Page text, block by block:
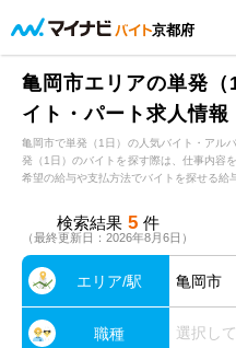
京都府
亀岡市エリアの単発
イト・パート求人情報
亀岡市で単発（1日）の人気バイト・アル
発（1日）のバイトを探す際は、仕事内容
希望の給与や支払方法でバイトを探せる給
検索結果 5 件
（最終更新日：2026年8月6日）
エリア/駅 亀岡市
職種 選択し